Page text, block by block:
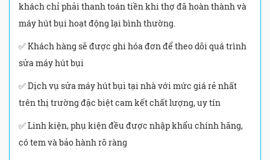
khách chỉ phải thanh toán tiền khi thợ đã hoàn thành và
máy hút bụi hoạt động lại bình thường.
✅ Khách hàng sẽ được ghi hóa đơn để theo dõi quá trình
sửa máy hút bụi
✅ Dịch vụ sửa máy hút bụi tại nhà với mức giá rẻ nhất
trên thị trường đặc biệt cam kết chất lượng, uy tín
✅ Linh kiện, phụ kiện đều được nhập khẩu chính hãng,
có tem và bảo hành rõ ràng